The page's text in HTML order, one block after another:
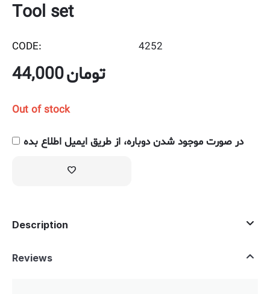
Tool set
CODE: 4252
44,000تومان
Out of stock
در صورت موجود شدن دوباره، از طریق ایمیل اطلاع بده
Description
Reviews